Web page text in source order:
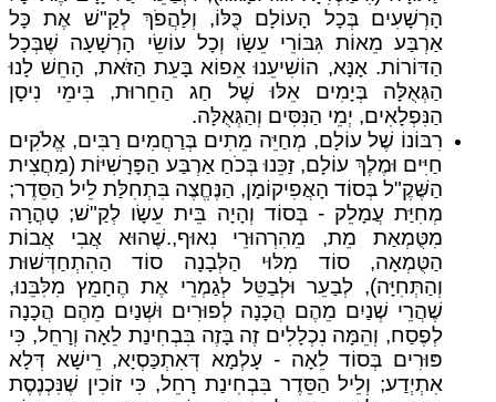
הָרְשָׁעִים בְּכָל הָעוֹלָם כֻּלּוֹ, וְלַהֲפֹךְ לְקַ"שׁ אֶת כָּל
אַרְבַּע מֵאוֹת גִּבּוֹרֵי עֵשָׂו וְכָל עוֹשֵׂי הָרְשָׁעָה שֶׁבְּכָל
הַדּוֹרוֹת. אָנָּא, הוֹשִׁיעֵנוּ אֵפוֹא בָּעֵת הַזֹּאת, הָחֵשׁ לָנוּ
הַגְּאֻלָּה בְּיָמִים אֵלּוּ שֶׁל חַג הַחֵרוּת, בִּימֵי נִיסָן
הַנִּפְלָאִים, יְמֵי הַנִּסִּים וְהַגְּאֻלָּה.
רִבּוֹנוֹ שֶׁל עוֹלָם, מְחַיֵּה מֵתִים בְּרַחֲמִים רַבִּים, אֱלֹקִים
חַיִּים וּמֶלֶךְ עוֹלָם, זַכֵּנוּ בְּכֹחַ אַרְבַּע הַפָּרָשִׁיּוֹת (מַחֲצִית
הַשֶּׁקֶ"ל בְּסוֹד הָאֲפִיקוֹמָן, הַנֶּחֱצֶה בִּתְחִלַּת לֵיל הַסֵּדֶר;
מְחִיַּת עֲמָלֵק - בְּסוֹד וְהָיָה בֵּית עֵשָׂו לְקַ"שׁ; טָהֳרָה
מִטֻּמְאַת מֵת, מֵהִרְהוּרֵי נִאוּף,.שֶׁהוּא אֲבִי אֲבוֹת
הַטֻּמְאָה, סוֹד מִלּוּי הַלְּבָנָה סוֹד הַהִתְחַדְּשׁוּת
וְהַתְּחִיָּה), לְבַעֵר וּלְבַטֵּל לְגַמְרֵי אֶת הֶחָמֵץ מִלִּבֵּנוּ,
שֶׁהֲרֵי שְׁנַיִם מֵהֶם הֲכָנָה לְפוּרִים וּשְׁנַיִם מֵהֶם הֲכָנָה
לְפֶסַח, וְהֵמָּה נִכְלָלִים זֶה בָּזֶה בִּבְחִינַת לֵאָה וְרָחֵל, כִּי
פּוּרִים בְּסוֹד לֵאָה - עָלְמָא דְּאִתְכַּסְיָא, רֵישָׁא דְּלָא
אִתְיְדַע; וְלֵיל הַסֵּדֶר בִּבְחִינַת רָחֵל, כִּי זוֹכִין שֶׁנִּכְנֶסֶת